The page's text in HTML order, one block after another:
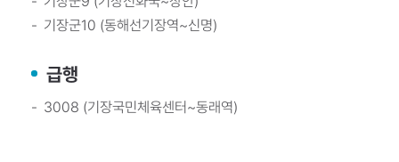
기장군10 (동해선기장역~신명)
급행
3008 (기장국민체육센터~동래역)